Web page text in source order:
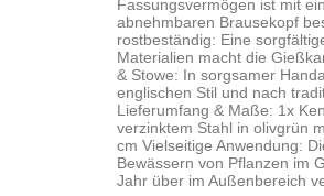
Fassungsvermögen ist mit
abnehmbaren Brausekopf
rostbeständig: Eine
Materialien macht die
& Stowe: In sorgsamer
englischen Stil und nach
Lieferumfang & Maße: 1x
verzinktem Stahl in olivgrün
cm Vielseitige Anwendung:
Bewässern von Pflanzen im
Jahr über im Außenbereich